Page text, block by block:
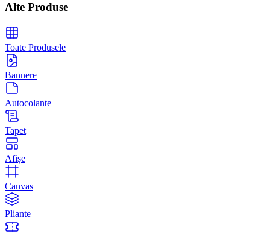
Alte Produse
Toate Produsele
Bannere
Autocolante
Tapet
Afișe
Canvas
Pliante